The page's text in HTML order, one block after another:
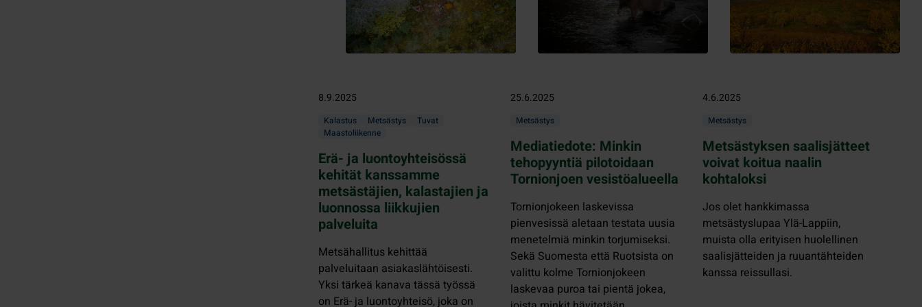
8.9.2025
Kalastus Metsästys
Tuvat
Maastoliikenne
Erä- ja luontoyhteisössä
kehität kanssamme
metsästäjien, kalastajien ja
luonnossa liikkujien
palveluita
Metsähallitus kehittää
palveluitaan asiakaslähtöisesti.
Yksi tärkeä kanava tässä työssä
on Erä- ja luontoyhteisö, joka on
25.6.2025
Metsästys
Mediatiedote: Minkin
tehopyyntiä pilotoidaan
Tornionjoen vesistöalueella
Tornionjokeen laskevissa
pienvesissä aletaan testata uusia
menetelmiä minkin torjumiseksi.
Sekä Suomesta että Ruotsista on
valittu kolme Tornionjokeen
laskevaa puroa tai pientä jokea,
4.6.2025
Metsästys
Metsästyksen saalisjätteet
voivat koitua naalin
kohtaloksi
Jos olet hankkimassa
metsästyslupaa Ylä-Lappiin,
muista olla erityisen huolellinen
saalisjätteiden ja ruuantähteiden
kanssa reissullasi.